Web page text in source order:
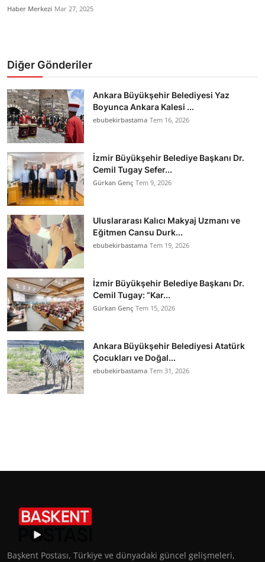
Haber Merkezi Mar 27, 2025
Diğer Gönderiler
Ankara Büyükşehir Belediyesi Yaz
Boyunca Ankara Kalesi ...
ebubekirbastama Tem 16, 2026
İzmir Büyükşehir Belediye Başkanı Dr.
Cemil Tugay Sefer...
Gürkan Genç Tem 9, 2026
Uluslararası Kalıcı Makyaj Uzmanı ve
Eğitmen Cansu Durk...
ebubekirbastama Tem 19, 2026
İzmir Büyükşehir Belediye Başkanı Dr.
Cemil Tugay: “Kar...
Gürkan Genç Tem 15, 2026
Ankara Büyükşehir Belediyesi Atatürk
Çocukları ve Doğal...
ebubekirbastama Tem 31, 2026
Başkent Postası, Türkiye ve dünyadaki güncel gelişmeleri,